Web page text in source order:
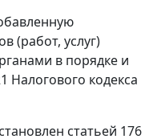
(работ, услуг)
в порядке и
Налогового кодекса
статьей 176